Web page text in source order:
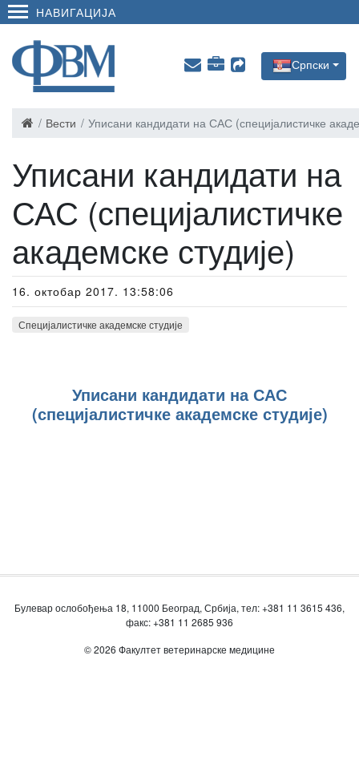
НАВИГАЦИЈА
Српски
Вести Уписани кандидати на САС (специјалистичке
Уписани кандидати на
САС (специјалистичке
академске студије)
16. октобар 2017. 13:58:06
Специјалистичке академске студије
Уписани кандидати на САС
(специјалистичке академске студије)
Булевар ослобођења 18, 11000 Београд, Србија, тел: +381 11 3615 436,
факс: +381 11 2685 936
© 2026 Факултет ветеринарске медицине